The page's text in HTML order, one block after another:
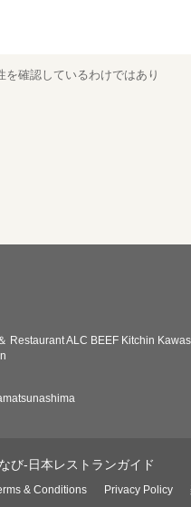
確認しているわけではあり
Restaurant ALC BEEF Kitchin Kawas
び-日本レストランガイド
& Conditions Privacy Policy